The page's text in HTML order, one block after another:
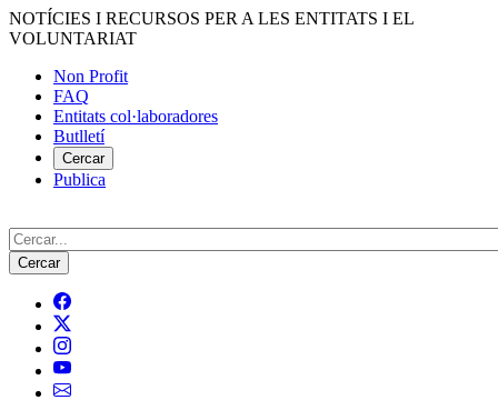
Vés
al
NOTÍCIES I RECURSOS PER A LES ENTITATS I EL
VOLUNTARIAT
Menú
del
compte
d'usuari
Non Profit
FAQ
Entitats col·laboradores
Butlletí
Cercar
Publica
Cerca